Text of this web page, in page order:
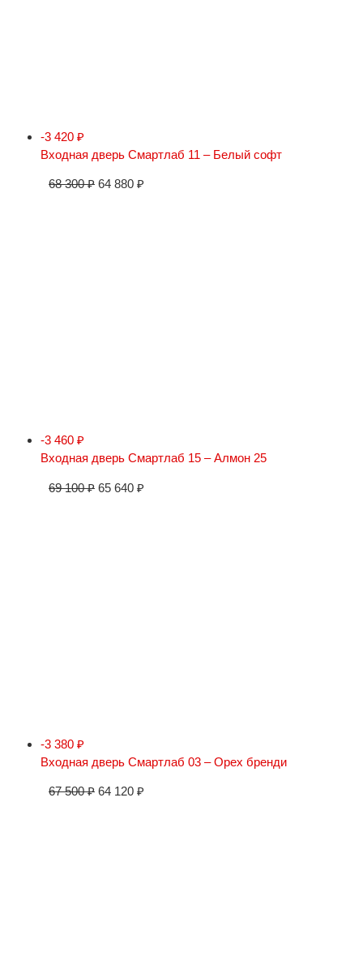
-3 420 ₽
Входная дверь Смартлаб 11 – Белый софт
68 300₽ 64 880 ₽
-3 460 ₽
Входная дверь Смартлаб 15 – Алмон 25
69 100₽ 65 640 ₽
-3 380 ₽
Входная дверь Смартлаб 03 – Орех бренди
67 500₽ 64 120 ₽